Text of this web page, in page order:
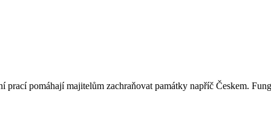
prací pomáhají majitelům zachraňovat památky napříč Českem.